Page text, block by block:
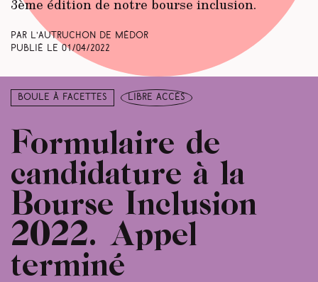
3ème édition de notre bourse inclusion.
Par L’autruchon de Médor
Publié le 01/04/2022
Boule à facettes libre accès
Formulaire de
candidature à la
Bourse Inclusion
2022. Appel
terminé